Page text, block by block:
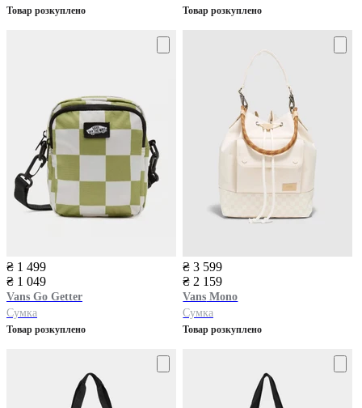
Товар розкуплено Товар розкуплено
₴ 1 499
₴ 1 049
Vans Go Getter
Сумка
Товар розкуплено
₴ 3 599
₴ 2 159
Vans Mono
Сумка
Товар розкуплено